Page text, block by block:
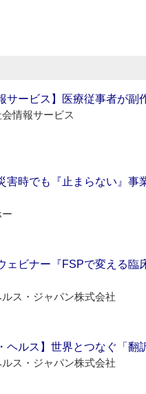
サービス】医療従事者が副
情報サービス
害時でも『止まらない』
ェビナー『FSPで変える
ス・ジャパン株式会社
ヘルス】世界とつなぐ「
ス・ジャパン株式会社